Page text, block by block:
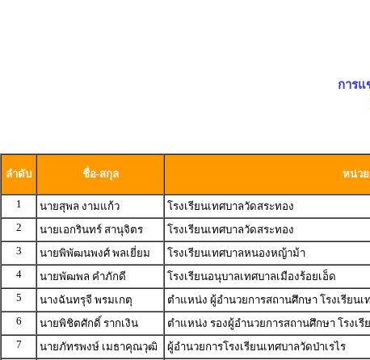
การแ
ลำดับ ชื่อ-สกุล หน่ว
1
นายสุพล งามแก้ว โรงเรียนเทศบาลวัดสระทอง
2
นายเอกรินทร์ สานุจิตร โรงเรียนเทศบาลวัดสระทอง
3
นายพิพัฒนพงศ์ พลเยี่ยม โรงเรียนเทศบาลหนองหญ้าม้า
4
นายพัฒพล คำภักดี โรงเรียนอนุบาลเทศบาลเมืองร้อยเอ็ด
5
นางฉันทรุจี พรมเกตุ ตำแหน่ง ผู้อำนวยการสถานศึกษา โรงเรียน
6
นายพิชิตศักดิ์ รากเงิน ตำแหน่ง รองผู้อำนวยการสถานศึกษา โรงเรี
7
นายภัทรพงษ์ เมธาคุณวุฒิ ผู้อำนวยการโรงเรียนเทศบาลวัดป่าเรไร